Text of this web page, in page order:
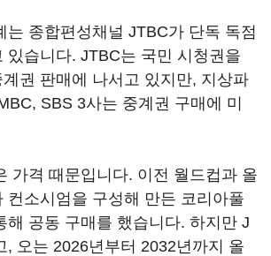
는 종합편성채널 JTBC가 단독 독점
있습니다. JTBC는 국민 시청권을
권 판매에 나서고 있지만, 지상파
SBS 3사는 중계권 구매에 미
가격 때문입니다. 이전 월드컵과 올
컨소시엄을 구성해 만든 코리아풀
해 공동 구매를 했습니다. 하지만 J
, 오는 2026년부터 2032년까지 올